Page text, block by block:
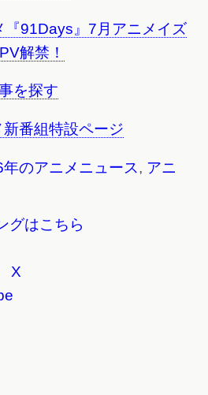
『91Days』7月アニメイズ
解禁！
を探す
番組特設ページ
のアニメニュース, アニ
グはこちら
X